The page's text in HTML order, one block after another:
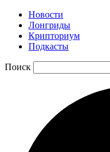
Новости
Лонгриды
Крипториум
Подкасты
Поиск